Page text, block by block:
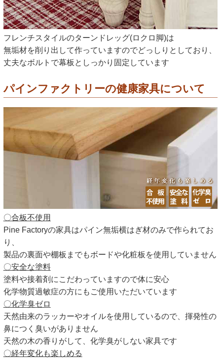
フレンチスタイルのターンドレッグ(ロクロ脚)は
無垢材を削り出して作っていますのでどっしりとしており、
丈夫なボルトで幕板としっかり固定しています
パインファクトリーの健康家具について
〇合板不使用
Pine Factoryの家具はパイン無垢横はぎ材のみで作られてお
り、
製品の裏面や棚板までもボードや化粧板を使用していません
〇安全な塗料
塗料や接着剤にこだわっていますので体に安心
化学物質過敏症の方にもご使用いただいています
〇化学臭ゼロ
天然由来のラッカーやオイルを使用しているので、揮発性の
鼻につく臭いがありません
天然の木の香りがして、化学臭がしない家具です
〇経年変化も楽しめる